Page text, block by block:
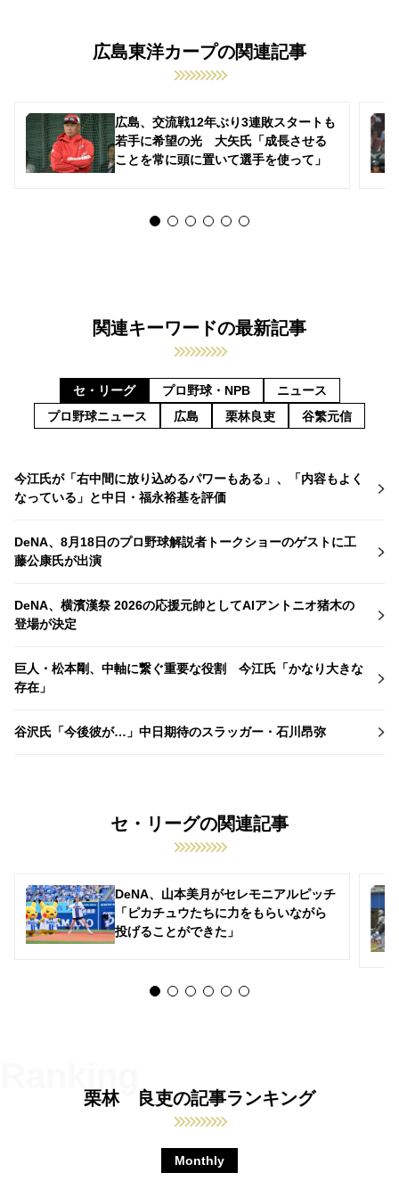
広島東洋カープの関連記事
広島、交流戦12年ぶり3連敗スタートも
若手に希望の光 大矢氏「成長させる
ことを常に頭に置いて選手を使って」
関連キーワードの最新記事
セ・リーグ プロ野球・NPB
ニュース
プロ野球ニュース
広島 栗林良吏 谷繁元信
今江氏が「右中間に放り込めるパワーもある」、「内容もよく
なっている」と中日・福永裕基を評価
DeNA、8月18日のプロ野球解説者トークショーのゲストに工
藤公康氏が出演
DeNA、横濱漢祭 2026の応援元帥としてAIアントニオ猪木の
登場が決定
巨人・松本剛、中軸に繋ぐ重要な役割 今江氏「かなり大きな
存在」
谷沢氏「今後彼が…」中日期待のスラッガー・石川昂弥
セ・リーグの関連記事
DeNA、山本美月がセレモニアルピッチ
「ピカチュウたちに力をもらいながら
投げることができた」
栗林 良吏の記事ランキング
Monthly